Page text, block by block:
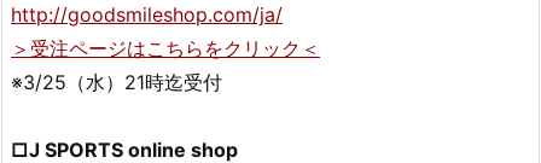
http://goodsmileshop.com/ja/
＞受注ページはこちらをクリック＜
※3/25（水）21時迄受付
□J SPORTS online shop